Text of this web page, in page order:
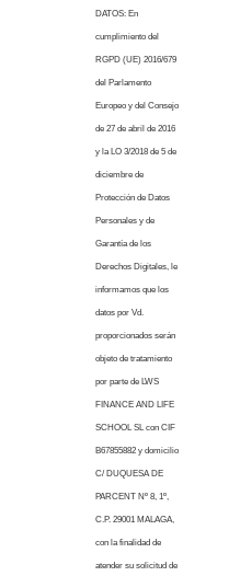
DATOS: En
cumplimiento del
RGPD (UE) 2016/679
del Parlamento
Europeo y del Consejo
de 27 de abril de 2016
y la LO 3/2018 de 5 de
diciembre de
Protección de Datos
Personales y de
Garantía de los
Derechos Digitales, le
informamos que los
datos por Vd.
proporcionados serán
objeto de tratamiento
por parte de LWS
FINANCE AND LIFE
SCHOOL SL con CIF
B67855882 y domicilio
C/ DUQUESA DE
PARCENT Nº 8, 1º,
C.P. 29001 MALAGA,
con la finalidad de
atender su solicitud de